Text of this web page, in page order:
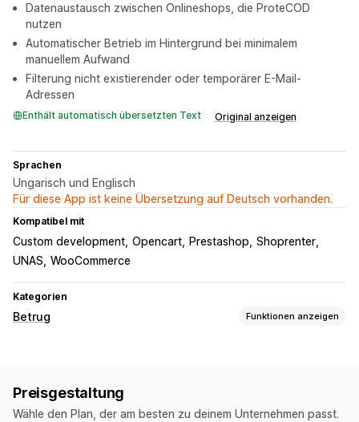
Datenaustausch zwischen Onlineshops, die ProteCOD
nutzen
Automatischer Betrieb im Hintergrund bei minimalem
manuellem Aufwand
Filterung nicht existierender oder temporärer E-Mail-
Adressen
Enthält automatisch übersetzten Text Original anzeigen
Sprachen
Ungarisch und Englisch
Für diese App ist keine Übersetzung auf Deutsch vorhanden.
Kompatibel mit
Custom development Opencart Prestashop Shoprenter
UNAS WooCommerce
Kategorien
Betrug Funktionen anzeigen
Präventionstools
Preisgestaltung
Wähle den Plan, der am besten zu deinem Unternehmen passt.